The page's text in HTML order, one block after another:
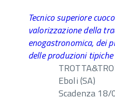
Tecnico superiore
valorizzazione della
enogastronomica, dei
delle produzioni tipiche
Eboli (SA)
Scadenza